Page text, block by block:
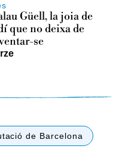
Güell, la joia de
que no deixa de
se
de Barcelona